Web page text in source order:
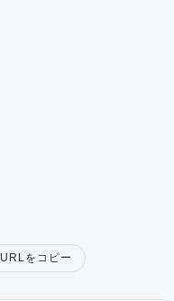
URLをコピー